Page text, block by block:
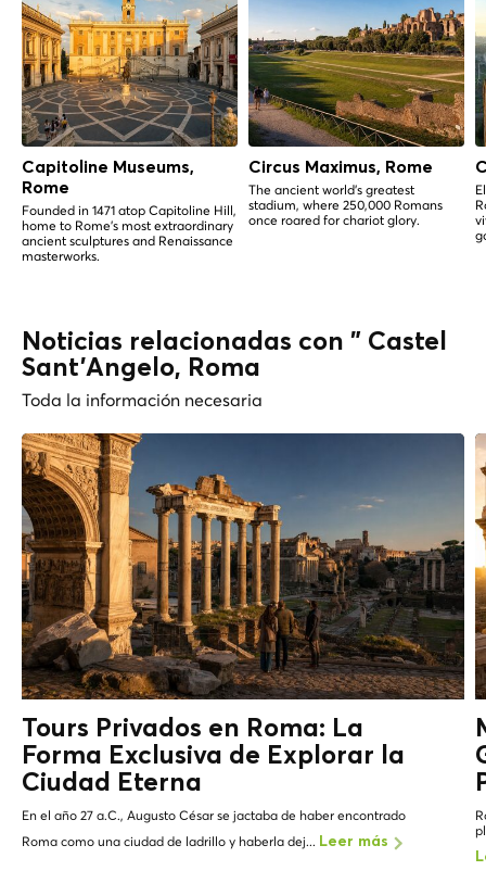
Capitoline Museums,
Rome
Founded in 1471 atop Capitoline Hill,
home to Rome's most extraordinary
ancient sculptures and Renaissance
masterworks.
Circus Maximus, Rome
The ancient world's greatest
stadium, where 250,000 Romans
once roared for chariot glory.
Noticias relacionadas con " Castel
Sant'Angelo, Roma
Toda la información necesaria
Tours Privados en Roma: La
Forma Exclusiva de Explorar la
Ciudad Eterna
En el año 27 a.C., Augusto César se jactaba de haber encontrado
Roma como una ciudad de ladrillo y haberla dej... Leer más